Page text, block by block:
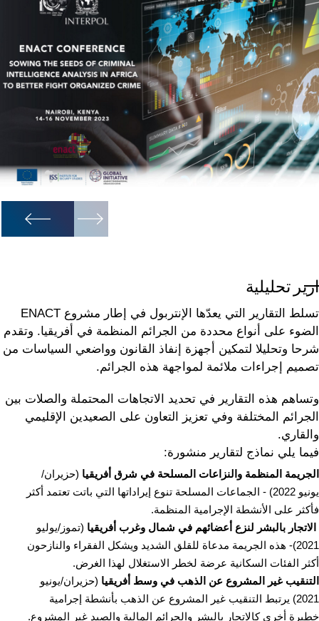
1
ارير تحليلية
تسلط التقارير التي يعدّها الإنتربول في إطار مشروع ENACT
الضوء على أنواع محددة من الجرائم المنظمة في أفريقيا. وتقدم
شرحا وتحليلا لتمكين أجهزة إنفاذ القانون وواضعي السياسات من
تصميم إجراءات ملائمة لمواجهة هذه الجرائم.
وتساهم هذه التقارير في تحديد الاتجاهات المحتملة والصلات بين
الجرائم المختلفة وفي تعزيز التعاون على الصعيدين الإقليمي
والقاري.
فيما يلي نماذج لتقارير منشورة:
الجريمة المنظمة والنزاعات المسلحة في شرق أفريقيا (حزيران/
يونيو 2022) - الجماعات المسلحة تنوع إيراداتها التي باتت تعتمد أكثر
فأكثر على الأنشطة الإجرامية المنظمة.
الاتجار بالبشر لنزع أعضائهم في شمال وغرب أفريقيا (تموز/يوليو
2021)- هذه الجريمة مدعاة للقلق الشديد ويشكل الفقراء والنازحون
أكثر الفئات السكانية عرضة لخطر الاستغلال لهذا الغرض.
التنقيب غير المشروع عن الذهب في وسط أفريقيا (حزيران/يونيو
2021) يرتبط التنقيب غير المشروع عن الذهب بأنشطة إجرامية
خطيرة أخرى كالاتجار بالبشر والجرائم المالية والصيد غير المشروع.